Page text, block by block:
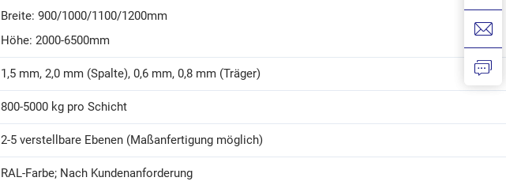
Breite: 900/1000/1100/1200mm
Höhe: 2000-6500mm
1,5 mm, 2,0 mm (Spalte), 0,6 mm, 0,8 mm (Träger)
800-5000 kg pro Schicht
2-5 verstellbare Ebenen (Maßanfertigung möglich)
RAL-Farbe; Nach Kundenanforderung